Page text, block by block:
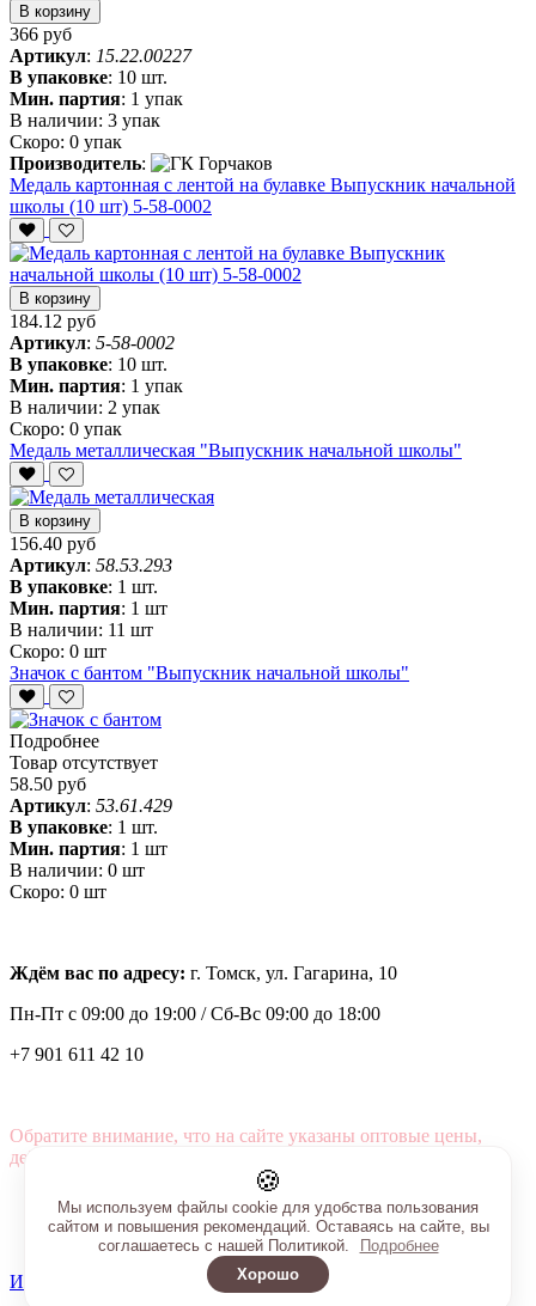
В корзину
366 руб
Артикул: 15.22.00227
В упаковке: 10 шт.
Мин. партия: 1 упак
В наличии: 3 упак
Скоро: 0 упак
Производитель:
Медаль картонная с лентой на булавке Выпускник начальной
школы (10 шт) 5-58-0002
В корзину
184.12 руб
Артикул: 5-58-0002
В упаковке: 10 шт.
Мин. партия: 1 упак
В наличии: 2 упак
Скоро: 0 упак
Медаль металлическая "Выпускник начальной школы"
В корзину
156.40 руб
Артикул: 58.53.293
В упаковке: 1 шт.
Мин. партия: 1 шт
В наличии: 11 шт
Скоро: 0 шт
Значок с бантом "Выпускник начальной школы"
Подробнее
Товар отсутствует
58.50 руб
Артикул: 53.61.429
В упаковке: 1 шт.
Мин. партия: 1 шт
В наличии: 0 шт
Скоро: 0 шт
Ждём вас по адресу: г. Томск, ул. Гагарина, 10
Пн-Пт с 09:00 до 19:00 /Сб-Вс 09:00 до 18:00
+7 901 611 42 10
Обратите внимание, что на сайте указаны оптовые цены,
действующие при первом заказе от 3000 рублей.
Интернет-магазин создан на InSales
🍪
Мы используем файлы cookie для удобства пользования
сайтом и повышения рекомендаций. Оставаясь на сайте, вы
соглашаетесь с нашей Политикой.
Подробнее
Хорошо